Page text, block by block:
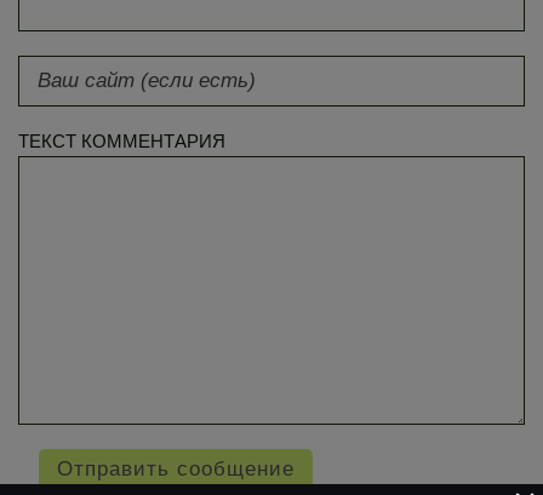
ТЕКСТ КОММЕНТАРИЯ